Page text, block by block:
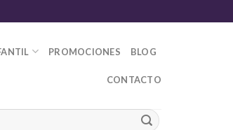
PROMOCIONES BLOG
CONTACTO